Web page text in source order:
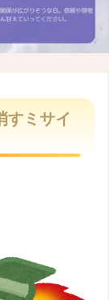
M
u
t
すミサイ